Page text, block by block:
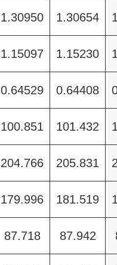
1.30950 1.30654
1.15097 1.15230
0.64529 0.64408
100.851 101.432
204.766 205.831
179.996 181.519
87.718 87.942